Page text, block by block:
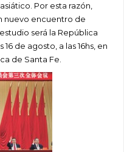
Por esta razón,
nuevo encuentro de
será la República
de agosto, a las 16hs, en
de Santa Fe.